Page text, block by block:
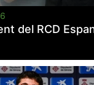
del RCD